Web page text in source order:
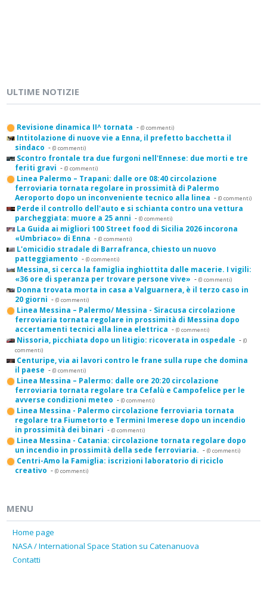
ULTIME NOTIZIE
Revisione dinamica II^ tornata - (0 commenti)
Intitolazione di nuove vie a Enna, il prefetto bacchetta il
sindaco - (0 commenti)
Scontro frontale tra due furgoni nell'Ennese: due morti e tre
feriti gravi - (0 commenti)
Linea Palermo – Trapani: dalle ore 08:40 circolazione
ferroviaria tornata regolare in prossimità di Palermo
Aeroporto dopo un inconveniente tecnico alla linea - (0 commenti)
Perde il controllo dell'auto e si schianta contro una vettura
parcheggiata: muore a 25 anni - (0 commenti)
La Guida ai migliori 100 Street food di Sicilia 2026 incorona
«Umbriaco» di Enna - (0 commenti)
L'omicidio stradale di Barrafranca, chiesto un nuovo
patteggiamento - (0 commenti)
Messina, si cerca la famiglia inghiottita dalle macerie. I vigili:
«36 ore di speranza per trovare persone vive» - (0 commenti)
Donna trovata morta in casa a Valguarnera, è il terzo caso in
20 giorni - (0 commenti)
Linea Messina – Palermo/ Messina - Siracusa circolazione
ferroviaria tornata regolare in prossimità di Messina dopo
accertamenti tecnici alla linea elettrica - (0 commenti)
Nissoria, picchiata dopo un litigio: ricoverata in ospedale - (0
commenti)
Centuripe, via ai lavori contro le frane sulla rupe che domina
il paese - (0 commenti)
Linea Messina – Palermo: dalle ore 20:20 circolazione
ferroviaria tornata regolare tra Cefalù e Campofelice per le
avverse condizioni meteo - (0 commenti)
Linea Messina - Palermo circolazione ferroviaria tornata
regolare tra Fiumetorto e Termini Imerese dopo un incendio
in prossimità dei binari - (0 commenti)
Linea Messina - Catania: circolazione tornata regolare dopo
un incendio in prossimità della sede ferroviaria. - (0 commenti)
Centri-Amo la Famiglia: iscrizioni laboratorio di riciclo
creativo - (0 commenti)
MENU
Home page
NASA / International Space Station su Catenanuova
Contatti